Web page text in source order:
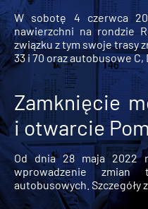
W sobotę 4 czerwca
nawierzchni na rondzie
związku z tym swoje trasy
33 i 70 oraz autobusowe C,
Zamknięcie
i otwarcie
Od dnia 28 maja 2022
wprowadzenie
autobusowych. Szczegóły